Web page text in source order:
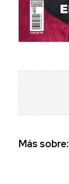
Más sobre: